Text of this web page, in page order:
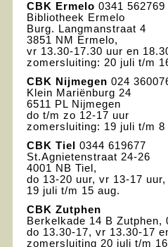
CBK
Ermelo 0341 562769
Bibliotheek Ermelo
Burg. Langmanstraat 4
3851 NM Ermelo,
vr 13.30-17.30 uur en
zomersluiting: 20 juli t/m
CBK Nijmegen 024
Klein Mariënburg 24
6511 PL Nijmegen
do t/m zo 12-17 uur
zomersluiting: 19 juli t/m 8
CBK Tiel
0344 619677
St.Agnietenstraat 24-26
4001 NB Tiel,
do 13-20 uur, vr 13-17
19 juli t/m 15 aug.
CBK Zutphen
Berkelkade 14 B Zutphen,
do 13.30-17, vr 13.30-17
zomersluiting 20 juli t/m